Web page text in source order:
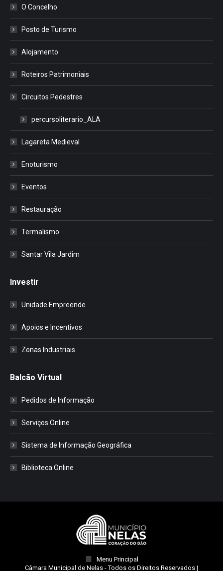
O Concelho
Posto de Turismo
Alojamento
Roteiros Patrimoniais
Circuitos Pedestres
percursoliterario_ALA
Lagareta Medieval
Enoturismo
Eventos
Restauração
Termalismo
Santar Vila Jardim
Investir
Unidade Empreende
Apoios e Incentivos
Zonas Industriais
Balcão Virtual
Pedidos de Informação
Serviços Online
Sistema de Informação Geográfica
Biblioteca Online
Menu Principal
Câmara Municipal de Nelas - Todos os Direitos Reservados |